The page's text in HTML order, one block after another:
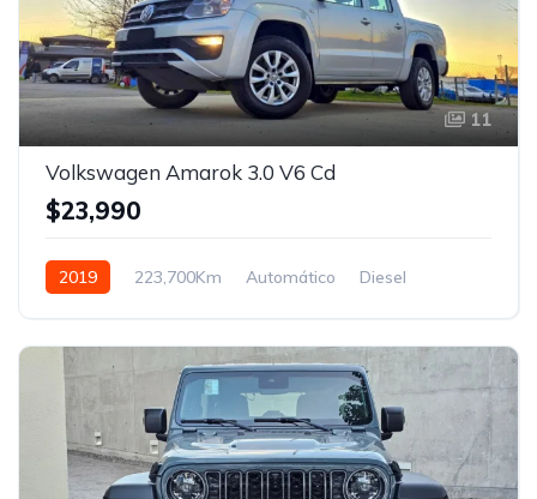
11
Volkswagen Amarok 3.0 V6 Cd
$23,990
2019 223,700Km Automático
Diesel